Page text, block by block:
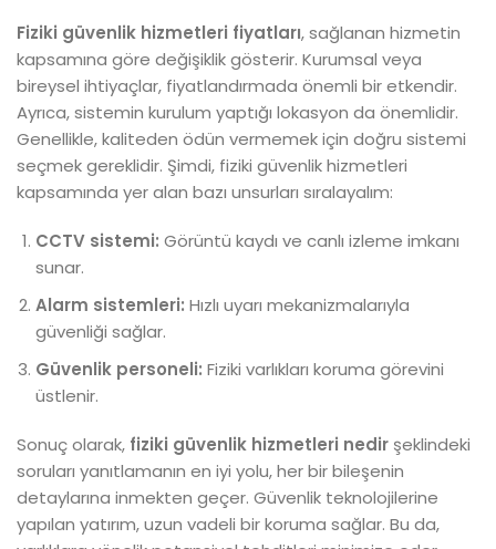
Fiziki güvenlik hizmetleri fiyatları, sağlanan hizmetin
kapsamına göre değişiklik gösterir. Kurumsal veya
bireysel ihtiyaçlar, fiyatlandırmada önemli bir etkendir.
Ayrıca, sistemin kurulum yaptığı lokasyon da önemlidir.
Genellikle, kaliteden ödün vermemek için doğru sistemi
seçmek gereklidir. Şimdi, fiziki güvenlik hizmetleri
kapsamında yer alan bazı unsurları sıralayalım:
CCTV sistemi: Görüntü kaydı ve canlı izleme imkanı
sunar.
Alarm sistemleri: Hızlı uyarı mekanizmalarıyla
güvenliği sağlar.
Güvenlik personeli: Fiziki varlıkları koruma görevini
üstlenir.
Sonuç olarak, fiziki güvenlik hizmetleri nedir şeklindeki
soruları yanıtlamanın en iyi yolu, her bir bileşenin
detaylarına inmekten geçer. Güvenlik teknolojilerine
yapılan yatırım, uzun vadeli bir koruma sağlar. Bu da,